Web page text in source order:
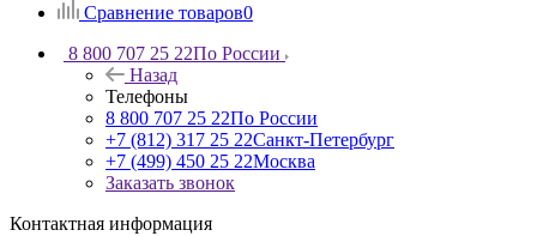
Сравнение товаров0
8 800 707 25 22По России
Назад
Телефоны
8 800 707 25 22По России
+7 (812) 317 25 22Санкт-Петербург
+7 (499) 450 25 22Москва
Заказать звонок
Контактная информация